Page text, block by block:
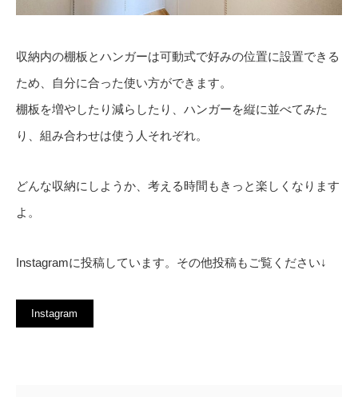
収納内の棚板とハンガーは可動式で好みの位置に設置できる
ため、自分に合った使い方ができます。
棚板を増やしたり減らしたり、ハンガーを縦に並べてみた
り、組み合わせは使う人それぞれ。
どんな収納にしようか、考える時間もきっと楽しくなります
よ。
Instagramに投稿しています。その他投稿もご覧ください↓
Instagram